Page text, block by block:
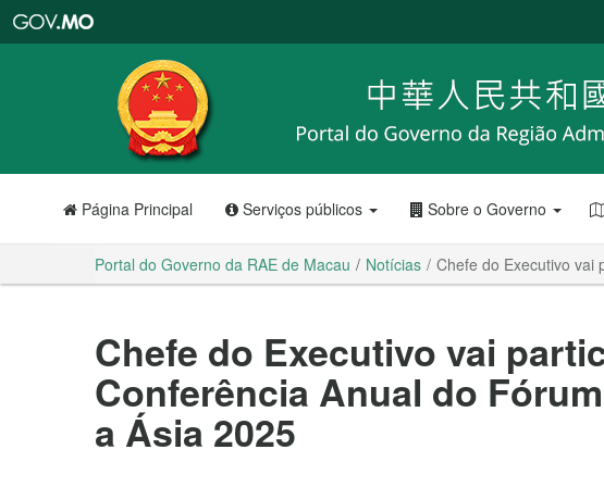
RAE
de
Macau
Página Principal Serviços públicos Sobre o Governo
Portal do Governo da RAE de Macau Notícias Chefe do Executivo vai
Chefe do Executivo vai
Conferência Anual do
a Ásia 2025